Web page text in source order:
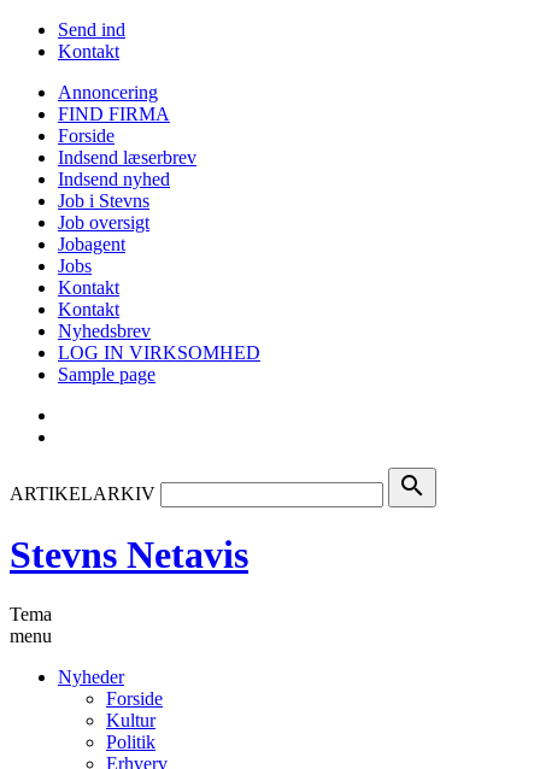
Send ind
Kontakt
Annoncering
FIND FIRMA
Forside
Indsend læserbrev
Indsend nyhed
Job i Stevns
Job oversigt
Jobagent
Jobs
Kontakt
Kontakt
Nyhedsbrev
LOG IN VIRKSOMHED
Sample page
ARTIKELARKIV search
Stevns Netavis
Tema
menu
Nyheder
Forside
Kultur
Politik
Erhverv